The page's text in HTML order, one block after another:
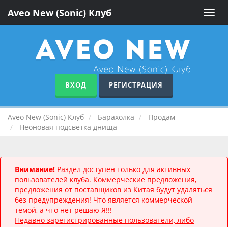
Toggle
Aveo New (Sonic) Клуб
ВХОД РЕГИСТРАЦИЯ
Aveo New (Sonic) Клуб Барахолка
Продам
Неоновая подсветка днища
Внимание! Раздел доступен только для активных
пользователей клуба. Коммерческие предложения,
предложения от поставщиков из Китая будут удаляться
без предупреждения! Что является коммерческой
темой, а что нет решаю Я!!!
Недавно зарегистрированные пользователи, либо